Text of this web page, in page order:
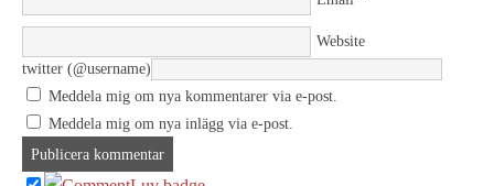
Website
twitter (@username)
Meddela mig om nya kommentarer via e-post.
Meddela mig om nya inlägg via e-post.